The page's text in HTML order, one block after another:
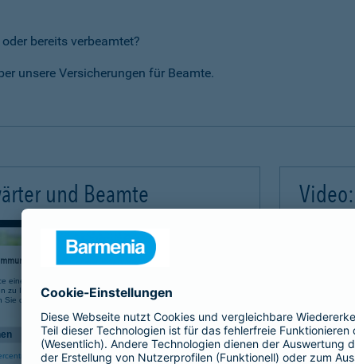
bereits verbeamtet?
unsere Versicherungen für Beamte.
und Beamte
um den YouTube Video-Service zu laden!
eines Drittanbieters, um Videoinhalte einzubetten.
zu Ihren Aktivitäten sammeln. Bitte lesen Sie die
Sie der Nutzung des Service zu, um dieses Video
Akzeptieren
Consent Management Platform